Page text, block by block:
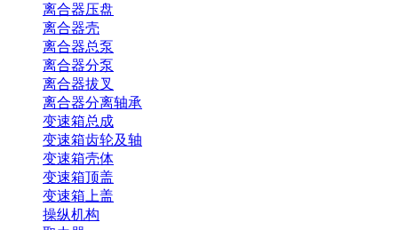
离合器压盘
离合器壳
离合器总泵
离合器分泵
离合器拔叉
离合器分离轴承
变速箱总成
变速箱齿轮及轴
变速箱壳体
变速箱顶盖
变速箱上盖
操纵机构